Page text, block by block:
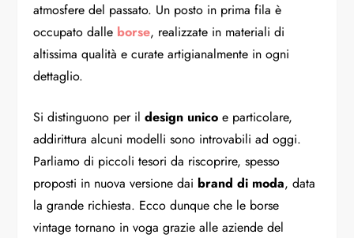
atmosfere del passato. Un posto in prima fila è
occupato dalle borse, realizzate in materiali di
altissima qualità e curate artigianalmente in ogni
dettaglio.
Si distinguono per ildesign unico e particolare,
addirittura alcuni modelli sono introvabili ad oggi.
Parliamo di piccoli tesori da riscoprire, spesso
proposti in nuova versione dai brand di moda, data
la grande richiesta. Ecco dunque che le borse
vintage tornano in voga grazie alle aziende del